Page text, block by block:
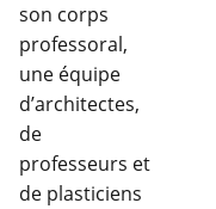
son corps
professoral,
une équipe
d’architectes,
de
professeurs et
de plasticiens